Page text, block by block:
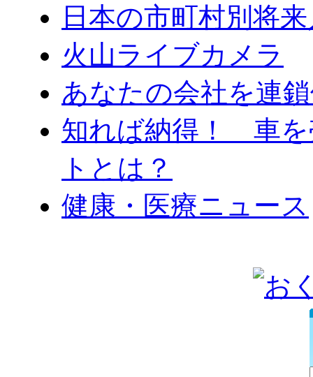
日本の市町村別将
火山ライブカメラ
あなたの会社を連
知れば納得！ 車を
トとは？
健康・医療ニュース